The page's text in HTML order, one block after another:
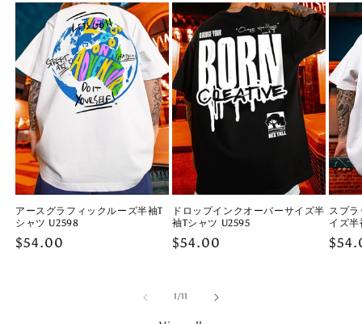
アースグラフィックルーズ半袖T
シャツ U2598
Regular
$54.00
ドロップインクオーバーサイズ半
袖Tシャツ U2595
Regular
$54.00
スプ
イズ半
1/of
11